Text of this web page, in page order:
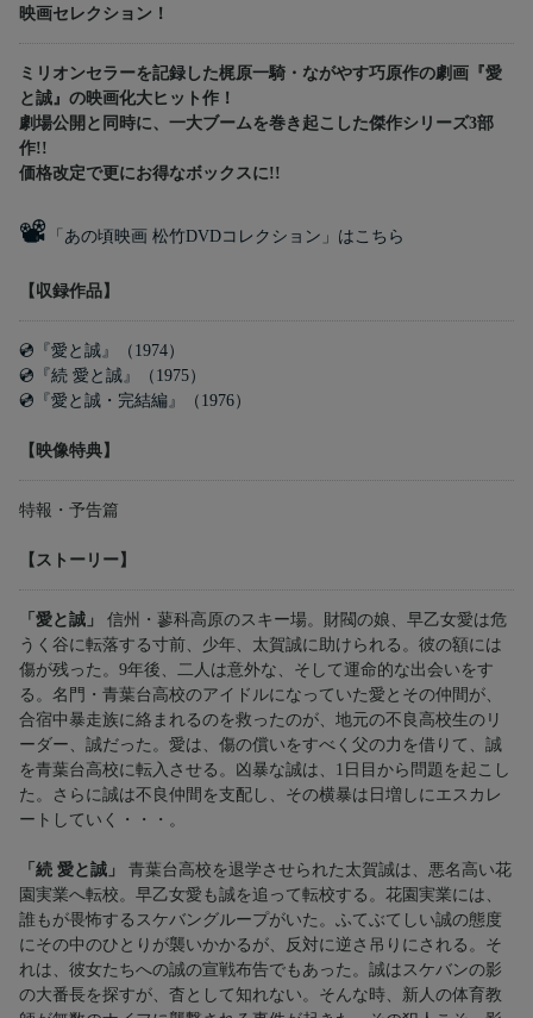
映画セレクション！
ミリオンセラーを記録した梶原一騎・ながやす巧原作の劇画『愛
と誠』の映画化大ヒット作！
劇場公開と同時に、一大ブームを巻き起こした傑作シリーズ3部
作!!
価格改定で更にお得なボックスに!!
📽 「あの頃映画 松竹DVDコレクション」はこちら
【収録作品】
💿『愛と誠』（1974）
💿『続 愛と誠』（1975）
💿『愛と誠・完結編』（1976）
【映像特典】
特報・予告篇
【ストーリー】
「愛と誠」
信州・蓼科高原のスキー場。財閥の娘、早乙女愛は危
うく谷に転落する寸前、少年、太賀誠に助けられる。彼の額には
傷が残った。9年後、二人は意外な、そして運命的な出会いをす
る。名門・青葉台高校のアイドルになっていた愛とその仲間が、
合宿中暴走族に絡まれるのを救ったのが、地元の不良高校生のリ
ーダー、誠だった。愛は、傷の償いをすべく父の力を借りて、誠
を青葉台高校に転入させる。凶暴な誠は、1日目から問題を起こし
た。さらに誠は不良仲間を支配し、その横暴は日増しにエスカレ
ートしていく・・・。
「続 愛と誠」
青葉台高校を退学させられた太賀誠は、悪名高い花
園実業へ転校。早乙女愛も誠を追って転校する。花園実業には、
誰もが畏怖するスケバングループがいた。ふてぶてしい誠の態度
にその中のひとりが襲いかかるが、反対に逆さ吊りにされる。そ
れは、彼女たちへの誠の宣戦布告でもあった。誠はスケバンの影
の大番長を探すが、杳として知れない。そんな時、新人の体育教